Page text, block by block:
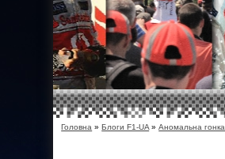
Головна »Блоги F1-UA »Аномальна